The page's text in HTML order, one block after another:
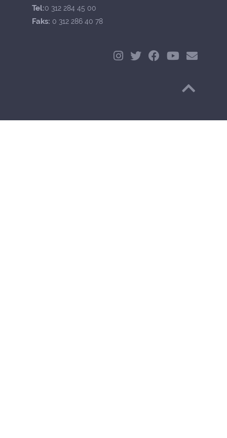
Tel:0 312 284 45 00
Faks: 0 312 286 40 78